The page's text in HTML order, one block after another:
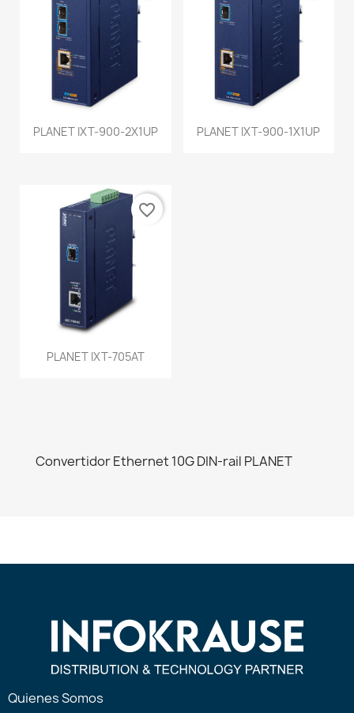
PLANET IXT-900-2X1UP PLANET IXT-900-1X1UP
PLANET IXT-705AT
favorite_border
Convertidor Ethernet 10G DIN-rail PLANET
Quienes Somos